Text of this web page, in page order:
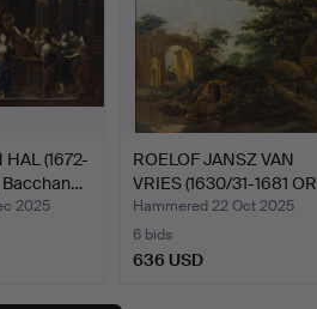
HAL (1672-
Bacchan…
2025
ROELOF JANSZ VAN
VRIES (1630/31-1681 OR
LA…
Hammered 22 Oct 2025
6 bids
636 USD